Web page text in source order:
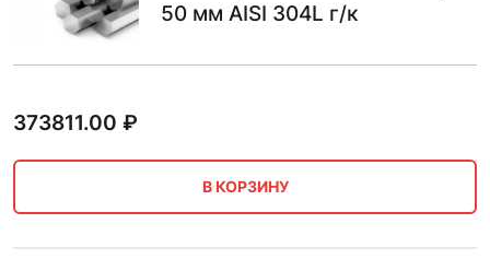
50 мм AISI 304L г/к
373811.00 ₽
В КОРЗИНУ